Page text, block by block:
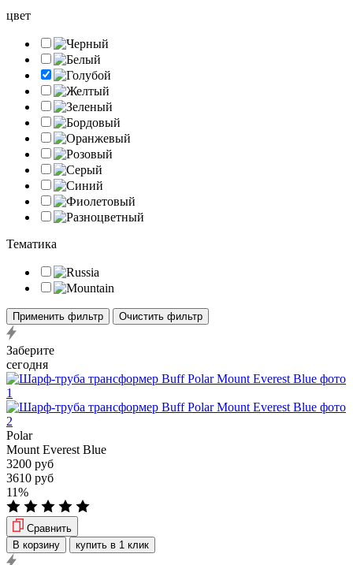
цвет
Тематика
Применить фильтр Очистить фильтр
Заберите
сегодня
Polar
Mount Everest Blue
3200 руб
3610 руб
11%
Сравнить
В корзину
купить в 1 клик